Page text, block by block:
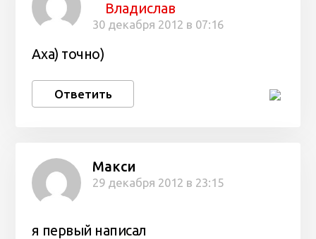
Владислав
30 декабря 2012 в 07:16
Аха) точно)
Ответить
Макси
29 декабря 2012 в 23:15
я первый написал